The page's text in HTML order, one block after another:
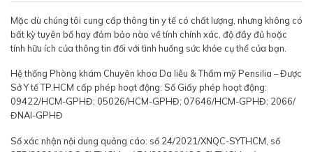
Mặc dù chúng tôi cung cấp thông tin y tế có chất lượng, nhưng không có
bất kỳ tuyên bố hay đảm bảo nào về tính chính xác, độ đầy đủ hoặc
tính hữu ích của thông tin đối với tình huống sức khỏe cụ thể của bạn.
Hệ thống Phòng khám Chuyên khoa Da liễu & Thẩm mỹ Pensilia – Được
Sở Y tế TP.HCM cấp phép hoạt động: Số Giấy phép hoạt động:
09422/HCM-GPHĐ; 05026/HCM-GPHĐ; 07646/HCM-GPHĐ; 2066/
ĐNAI-GPHĐ
Số xác nhận nội dung quảng cáo: số 24/2021/XNQC-SYTHCM, số